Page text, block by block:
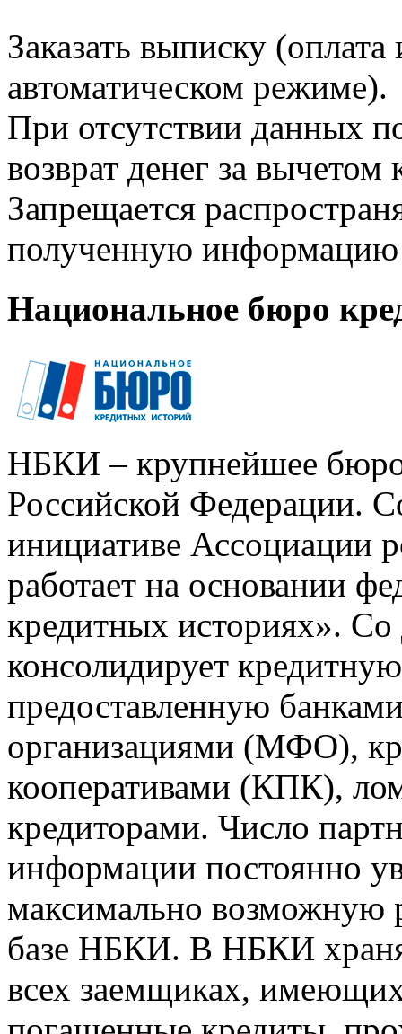
Заказать выписку
автоматическом режиме).
При отсутствии данных
возврат денег за
Запрещается
полученную информацию
Национальное бюро
НБКИ – крупнейшее
Российской Федерации.
инициативе Ассоциации
работает на основании
кредитных историях».
консолидирует
предоставленную
организациями (МФО),
кооперативами (КПК),
кредиторами. Число
информации постоянно
максимально возможную
базе НБКИ. В НБКИ
всех заемщиках,